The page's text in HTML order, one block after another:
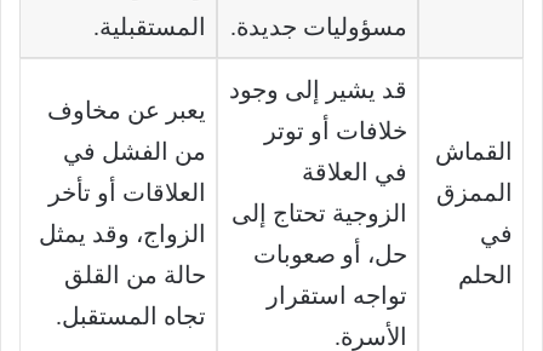
مسؤوليات جديدة.
المستقبلية.
القماش
الممزق
في
الحلم
قد يشير إلى وجود
خلافات أو توتر
في العلاقة
الزوجية تحتاج إلى
حل، أو صعوبات
تواجه استقرار
الأسرة.
يعبر عن مخاوف
من الفشل في
العلاقات أو تأخر
الزواج، وقد يمثل
حالة من القلق
تجاه المستقبل.